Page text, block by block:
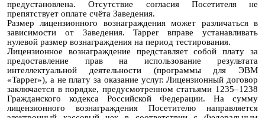
предустановлена. Отсутствие согласия Посетителя не
препятствует оплате счёта Заведения.
Размер лицензионного вознаграждения может различаться в
зависимости от Заведения. Tapper вправе устанавливать
нулевой размер вознаграждения на период тестирования.
Лицензионное вознаграждение представляет собой плату за
предоставление прав на использование результата
интеллектуальной деятельности (программы для ЭВМ
«Tapper»), а не плату за оказание услуг. Лицензионный договор
заключается в порядке, предусмотренном статьями 1235–1238
Гражданского кодекса Российской Федерации. На сумму
лицензионного вознаграждения Посетителю направляется